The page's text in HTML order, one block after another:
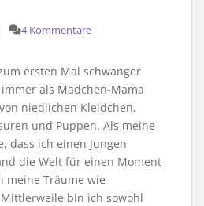
4 Kommentare
ersten Mal schwanger
als Mädchen-Mama
niedlichen Kleidchen,
und Puppen. Als meine
dass ich einen Jungen
die Welt für einen Moment
meine Träume wie
bin ich sowohl